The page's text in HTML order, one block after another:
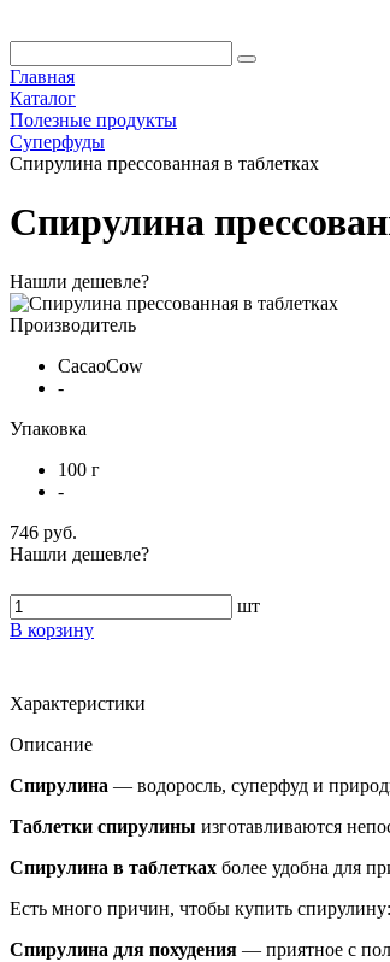
Главная
Каталог
Полезные продукты
Суперфуды
Спирулина прессованная в таблетках
Спирулина
Нашли дешевле?
Производитель
CacaoCow
-
Упаковка
100 г
-
746 руб.
Нашли дешевле?
шт
В корзину
Характеристики
Описание
Спирулина — водоросль, суперфуд и
Таблетки спирулины изготавливаются
Спирулина в таблетках более удобна для
Есть много причин, чтобы купить спирулину:
Спирулина для похудения — приятное с